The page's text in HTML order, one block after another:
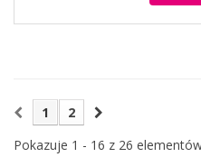
1
2
Pokazuje 1 - 16 z 26